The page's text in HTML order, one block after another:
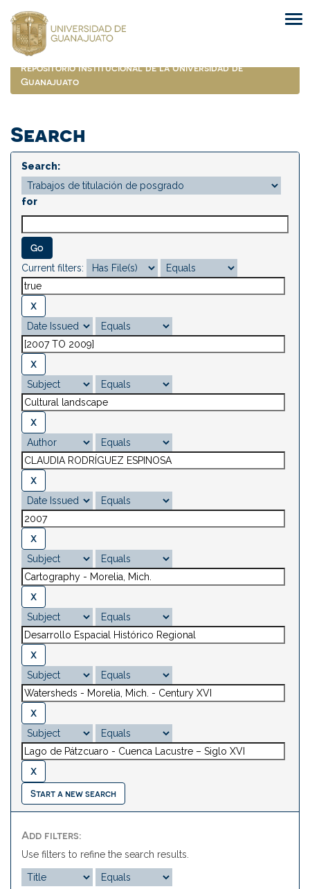
navigation
Repositorio Institucional de la Universidad de
Guanajuato
Search
Search:
for
Current filters:
Start a new search
Add filters:
Use filters to refine the search results.